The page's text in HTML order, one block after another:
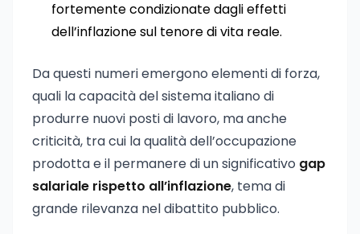
fortemente condizionate dagli effetti
dell’inflazione sul tenore di vita reale.
Da questi numeri emergono elementi di forza,
quali la capacità del sistema italiano di
produrre nuovi posti di lavoro, ma anche
criticità, tra cui la qualità dell’occupazione
prodotta e il permanere di un significativo gap
salariale rispetto all’inflazione, tema di
grande rilevanza nel dibattito pubblico.